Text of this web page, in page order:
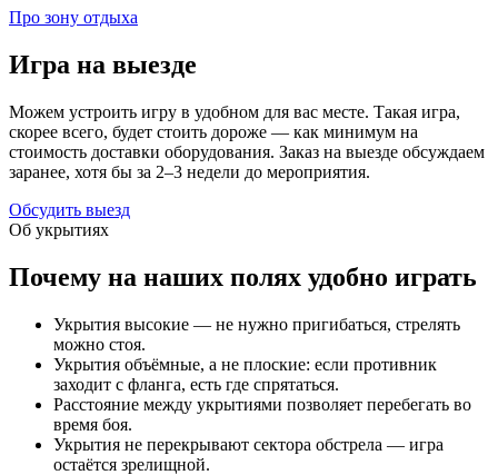
Про зону отдыха
Игра на выезде
Можем устроить игру в удобном для вас месте. Такая игра,
скорее всего, будет стоить дороже — как минимум на
стоимость доставки оборудования. Заказ на выезде обсуждаем
заранее, хотя бы за 2–3 недели до мероприятия.
Обсудить выезд
Об укрытиях
Почему на наших полях удобно играть
Укрытия высокие — не нужно пригибаться, стрелять
можно стоя.
Укрытия объёмные, а не плоские: если противник
заходит с фланга, есть где спрятаться.
Расстояние между укрытиями позволяет перебегать во
время боя.
Укрытия не перекрывают сектора обстрела — игра
остаётся зрелищной.